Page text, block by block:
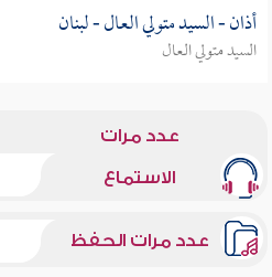
أذان - السيد متولي العال - لبنان
السيد متولي العال
عدد مرات
الاستماع
عدد مرات الحفظ